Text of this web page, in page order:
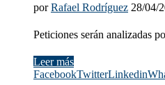
porRafael Rodríguez 28/04/
Peticiones serán analizadas
Leer más
FacebookTwitterLinkedin